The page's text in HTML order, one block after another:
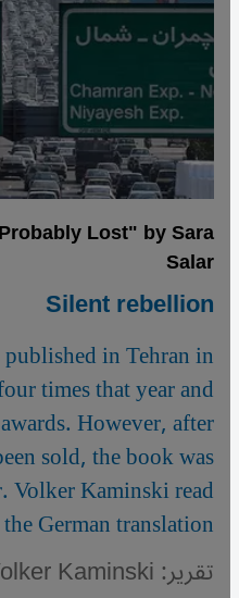
Lost" by Sara
Salar
Silent rebellion
in Tehran in
times that year and
However, after
sold, the book was
Volker Kaminski read
the German translation
تقرير: Volker Kaminski